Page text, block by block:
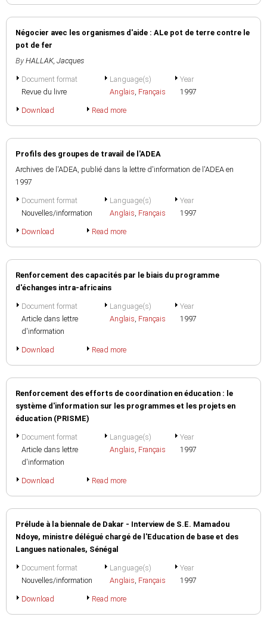
Négocier avec les organismes d'aide : ALe pot de terre contre le
pot de fer
By HALLAK, Jacques
Document format
Revue du livre
Language(s)
Anglais, Français
Year
1997
Download Read more
Profils des groupes de travail de l'ADEA
Archives de l'ADEA, publié dans la lettre d'information de l'ADEA en
1997
Document format
Nouvelles/information
Language(s)
Anglais, Français
Year
1997
Download Read more
Renforcement des capacités par le biais du programme
d'échanges intra-africains
Document format
Article dans lettre
d'information
Language(s)
Anglais, Français
Year
1997
Download Read more
Renforcement des efforts de coordination en éducation : le
système d'information sur les programmes et les projets en
éducation (PRISME)
Document format
Article dans lettre
d'information
Language(s)
Anglais, Français
Year
1997
Download Read more
Prélude à la biennale de Dakar - Interview de S.E. Mamadou
Ndoye, ministre délégué chargé de l'Education de base et des
Langues nationales, Sénégal
Document format
Nouvelles/information
Language(s)
Anglais, Français
Year
1997
Download Read more